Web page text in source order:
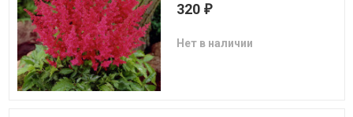
320 ₽
Нет в наличии